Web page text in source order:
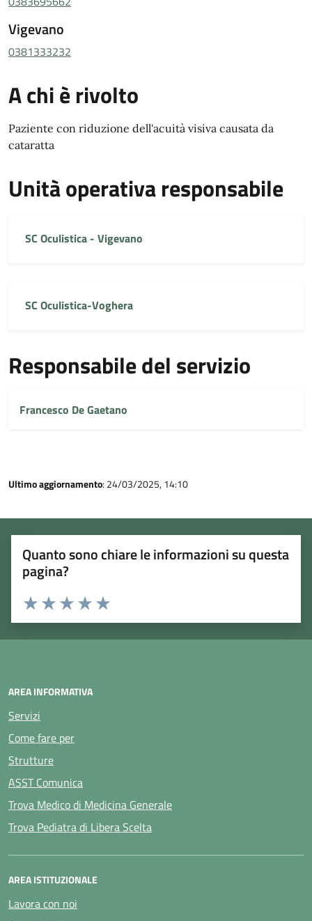
Vigevano
0381333232
A chi è rivolto
Paziente con riduzione dell'acuità visiva causata da
cataratta
Unità operativa responsabile
SC Oculistica - Vigevano
SC Oculistica-Voghera
Responsabile del servizio
Francesco De Gaetano
Ultimo aggiornamento: 24/03/2025, 14:10
Quanto sono chiare le informazioni su questa
pagina?
Rating:
Valuta 5 stelle su 5
Valuta 4 stelle su 5
Valuta 3 stelle su 5
Valuta 2 stelle su 5
Valuta 1 stelle su 5
AREA INFORMATIVA
Servizi
Come fare per
Strutture
ASST Comunica
Trova Medico di Medicina Generale
Trova Pediatra di Libera Scelta
AREA ISTITUZIONALE
Lavora con noi